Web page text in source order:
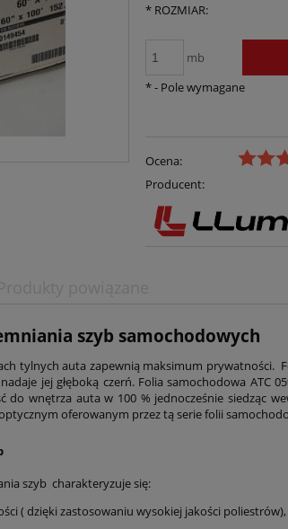
* ROZMIAR:
mb
*- Pole wymagane
Ocena:
Producent:
szyb samochodowych
tylnych auta zapewnią maksimum prywatności.
jej głęboką czerń. Folia samochodowa ATC
do wnętrza auta w 100 % jednocześnie siedząc
oferowanym przez tą serie folii
szyb charakteryzuje się:
( dzięki zastosowaniu wysokiej jakości poliestrów),